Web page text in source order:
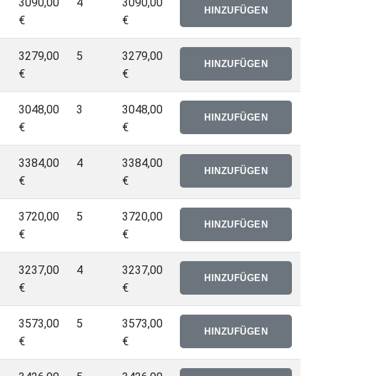
€
€
3279,00
€
5
3279,00
€
3048,00
€
3
3048,00
€
3384,00
€
4
3384,00
€
3720,00
€
5
3720,00
€
3237,00
€
4
3237,00
€
3573,00
€
5
3573,00
€